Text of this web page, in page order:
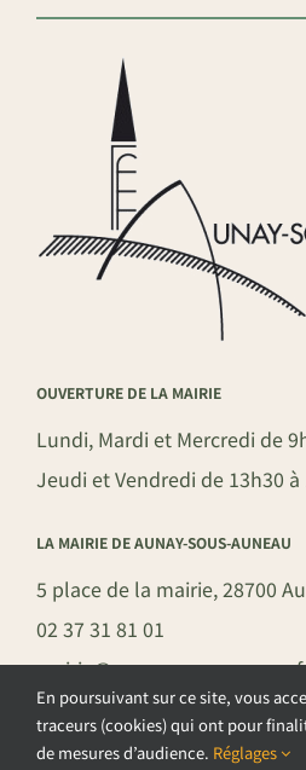
OUVERTURE DE LA MAIRIE
Lundi, Mardi et Mercredi de
Jeudi et Vendredi de 13h30 à
LA MAIRIE DE AUNAY-SOUS-AUNEAU
5 place de la mairie, 28700
02 37 31 81 01
mairie@aunay-sous-
En poursuivant sur ce site, vous
traceurs (cookies) qui ont pour
de mesures d’audience. Réglages